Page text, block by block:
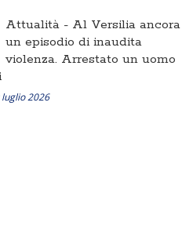
Attualità - Al Versilia ancora
un episodio di inaudita
violenza. Arrestato un uomo
2026